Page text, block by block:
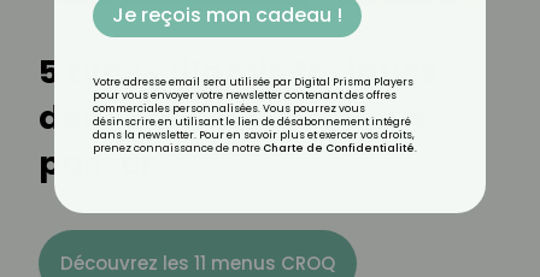
5 types d’amis toxiques
dont vous pouvez vous
passer
Découvrez les 11 menus CROQ
Je reçois mon cadeau !
Votre adresse email sera utilisée par Digital Prisma Players
pour vous envoyer votre newsletter contenant des offres
commerciales personnalisées. Vous pourrez vous
désinscrire en utilisant le lien de désabonnement intégré
dans la newsletter. Pour en savoir plus et exercer vos droits,
prenez connaissance de notre Charte de Confidentialité.